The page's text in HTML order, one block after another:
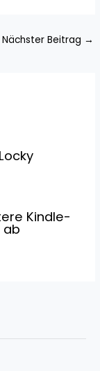
Nächster Beitrag →
Kindle-
ab